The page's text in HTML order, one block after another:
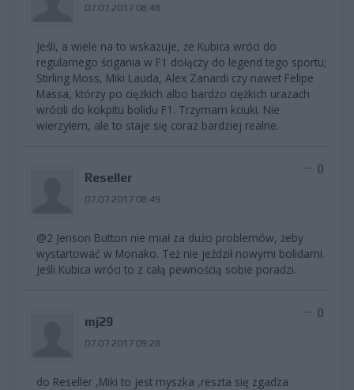
07.07.2017 08:48
Jeśli, a wiele na to wskazuje, że Kubica wróci do
regularnego ścigania w F1 dołączy do legend tego sportu;
Stirling Moss, Miki Lauda, Alex Zanardi czy nawet Felipe
Massa, którzy po ciężkich albo bardzo ciężkich urazach
wrócili do kokpitu bolidu F1. Trzymam kciuki. Nie
wierzyłem, ale to staje się coraz bardziej realne.
Reseller
07.07.2017 08:49
0
@2 Jenson Button nie miał za dużo problemów, żeby
wystartować w Monako. Też nie jeździł nowymi bolidami.
Jeśli Kubica wróci to z całą pewnością sobie poradzi.
mj29
07.07.2017 09:28
0
do Reseller ,Miki to jest myszka ,reszta się zgadza